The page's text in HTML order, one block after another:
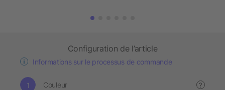
Configuration de l’article
Informations sur le processus de commande
Couleur ?